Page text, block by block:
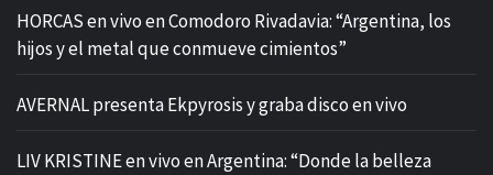
HORCAS en vivo en Comodoro Rivadavia: “Argentina, los
hijos y el metal que conmueve cimientos”
AVERNAL presenta Ekpyrosis y graba disco en vivo
LIV KRISTINE en vivo en Argentina: “Donde la belleza